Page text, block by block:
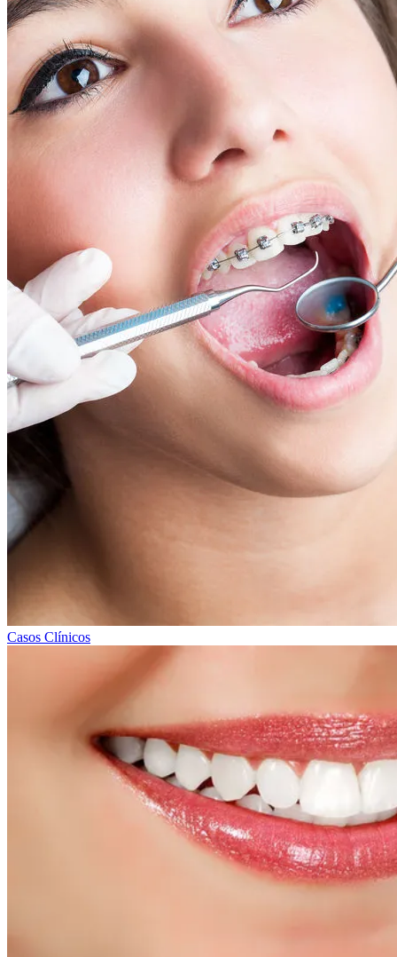
Casos Clínicos